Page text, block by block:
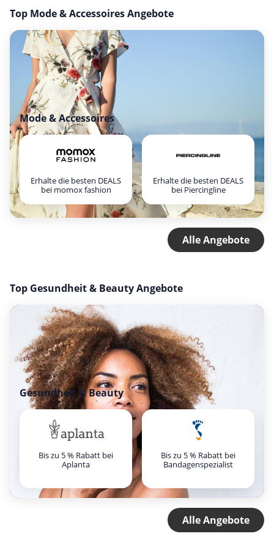
Top Mode & Accessoires Angebote
Mode & Accessoires
Erhalte die besten DEALS
bei momox fashion
Erhalte die besten DEALS
bei Piercingline
Alle Angebote
Top Gesundheit & Beauty Angebote
Gesundheit & Beauty
Bis zu 5 % Rabatt bei
Aplanta
Bis zu 5 % Rabatt bei
Bandagenspezialist
Alle Angebote